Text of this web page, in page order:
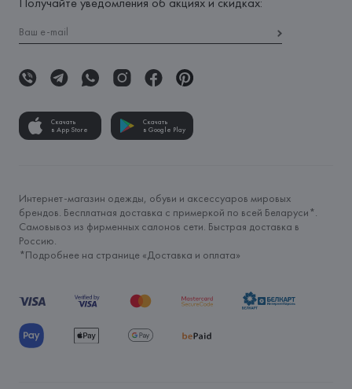
Скачать
в App Store
Скачать
в Google Play
Интернет-магазин одежды, обуви и аксессуаров мировых
брендов. Бесплатная доставка с примеркой по всей Беларуси*.
Самовывоз из фирменных салонов сети. Быстрая доставка в
Россию.
*Подробнее на странице «Доставка и оплата»